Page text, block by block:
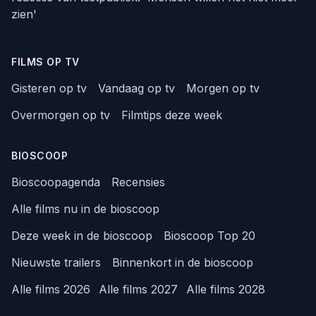
zien'
FILMS OP TV
Gisteren op tv Vandaag op tv
Morgen op tv
Overmorgen op tv
Filmtips deze week
BIOSCOOP
Bioscoopagenda
Recensies
Alle films nu in de bioscoop
Deze week in de bioscoop
Bioscoop Top 20
Nieuwste trailers
Binnenkort in de bioscoop
Alle films 2026
Alle films 2027 Alle films 2028